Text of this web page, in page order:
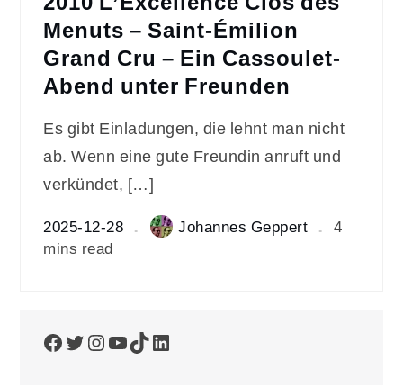
Menuts – Saint-Émilion
Grand Cru – Ein Cassoulet-
Abend unter Freunden
Es gibt Einladungen, die lehnt man nicht
ab. Wenn eine gute Freundin anruft und
verkündet, […]
2025-12-28 Johannes Geppert
4
mins read
Facebook
Twitter
Instagram
YouTube
TikTokLinkedIn